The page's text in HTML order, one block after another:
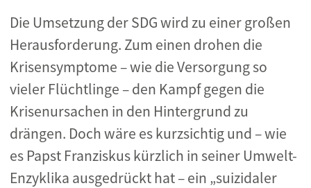
Die Umsetzung der SDG wird zu einer großen
Herausforderung. Zum einen drohen die
Krisensymptome – wie die Versorgung so
vieler Flüchtlinge – den Kampf gegen die
Krisenursachen in den Hintergrund zu
drängen. Doch wäre es kurzsichtig und – wie
es Papst Franziskus kürzlich in seiner Umwelt-
Enzyklika ausgedrückt hat – ein „suizidaler